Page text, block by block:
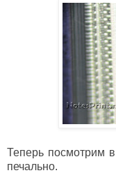
Теперь посмотрим
печально.